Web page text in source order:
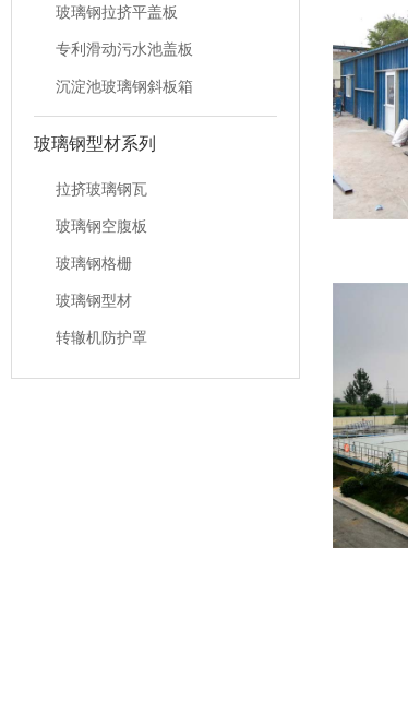
玻璃钢拉挤平盖板
专利滑动污水池盖板
沉淀池玻璃钢斜板箱
玻璃钢型材系列
拉挤玻璃钢瓦
玻璃钢空腹板
玻璃钢格栅
玻璃钢型材
转辙机防护罩